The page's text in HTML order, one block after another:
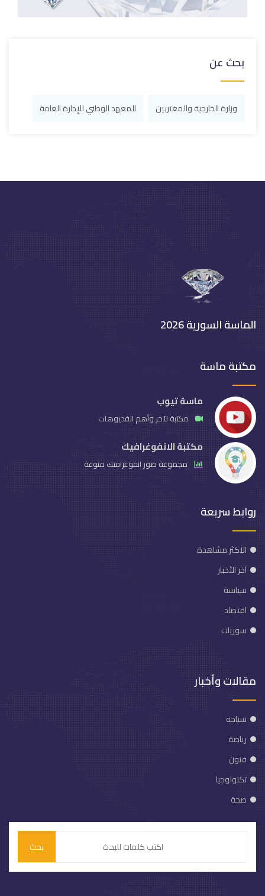
بحث عن
وزارة الخارجية والمغتربين المعهد الوطني للإدارة العامة
الماسة السورية 2026
مكتبة ماسة
ماسة تيوب
مكتبة لآخر وأهم الفديوهات
مكتبة الانفوغرافيك
مجموعة صور انفوغرافيك منوعة
روابط سريعة
الأكثر مشاهدة
آخر الأخبار
سياسة
اقتصاد
سوريات
مقالات وأخبار
سياحة
رياضة
فنون
تكنولوجيا
صحة
بحث